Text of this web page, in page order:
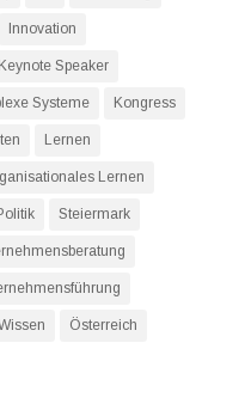
Innovation
Keynote Speaker
Systeme Kongress
Lernen
Lernen
Steiermark
Österreich